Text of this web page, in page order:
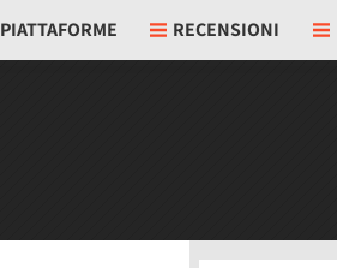
PIATTAFORME RECENSIONI